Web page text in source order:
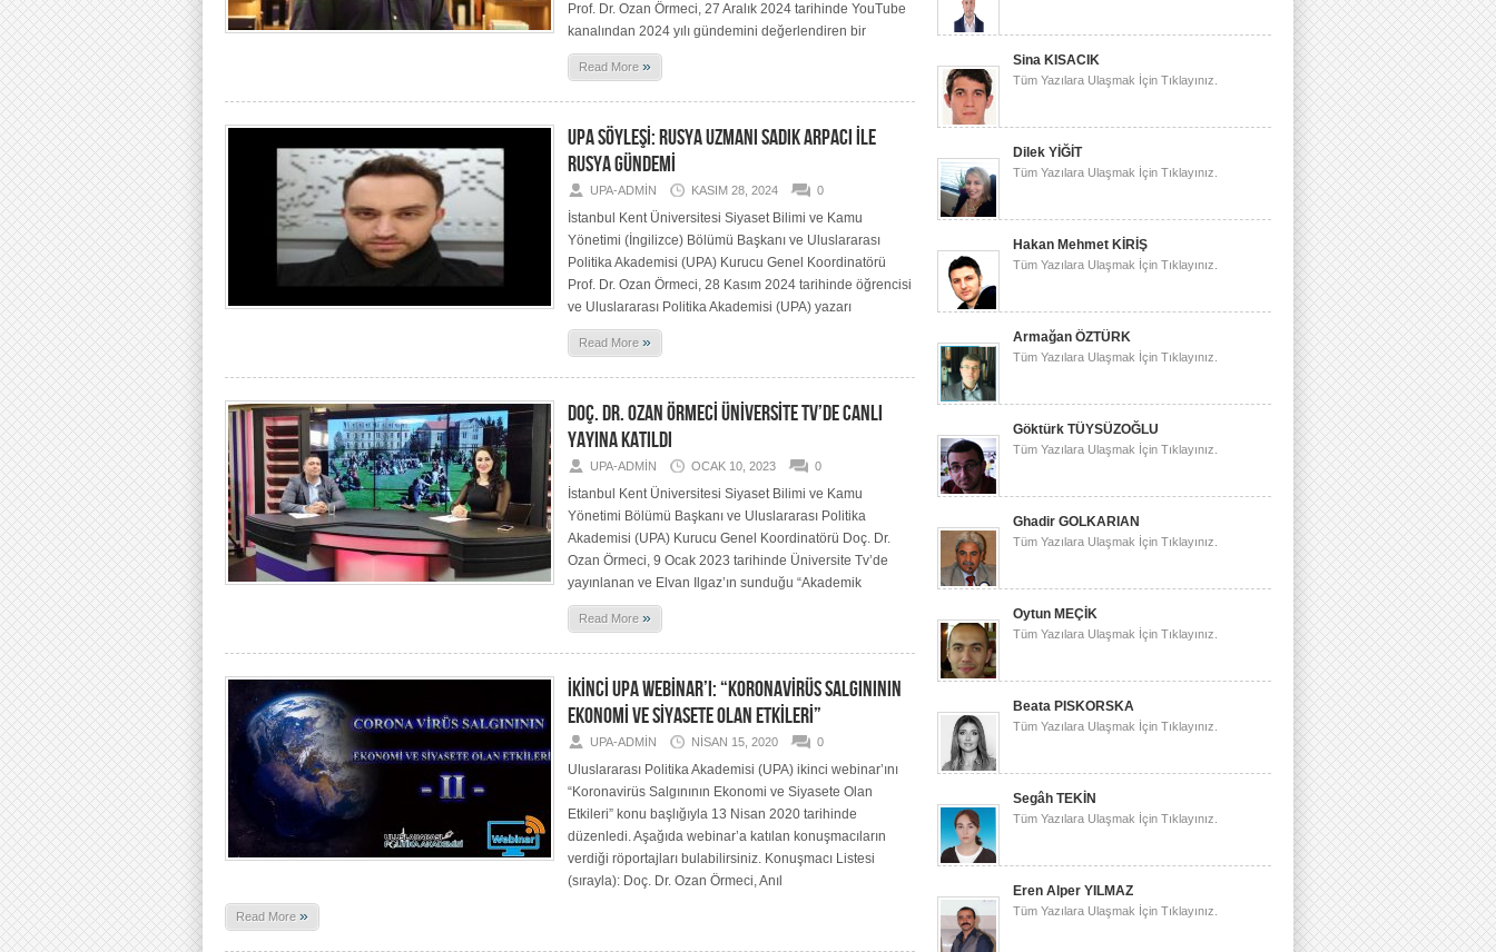
Prof. Dr. Ozan Örmeci, 27 Aralık 2024 tarihinde YouTube
kanalından 2024 yılı gündemini değerlendiren bir
Read More »
UPA SÖYLEŞİ: RUSYA UZMANI SADIK ARPACI İLE
RUSYA GÜNDEMİ
UPA-ADMIN KASIM 28, 2024 0
İstanbul Kent Üniversitesi Siyaset Bilimi ve Kamu
Yönetimi (İngilizce) Bölümü Başkanı ve Uluslararası
Politika Akademisi (UPA) Kurucu Genel Koordinatörü
Prof. Dr. Ozan Örmeci, 28 Kasım 2024 tarihinde öğrencisi
ve Uluslararası Politika Akademisi (UPA) yazarı
Read More »
DOÇ. DR. OZAN ÖRMECİ ÜNİVERSİTE TV’DE CANLI
YAYINA KATILDI
UPA-ADMIN OCAK 10, 2023 0
İstanbul Kent Üniversitesi Siyaset Bilimi ve Kamu
Yönetimi Bölümü Başkanı ve Uluslararası Politika
Akademisi (UPA) Kurucu Genel Koordinatörü Doç. Dr.
Ozan Örmeci, 9 Ocak 2023 tarihinde Üniversite Tv’de
yayınlanan ve Elvan Ilgaz’ın sunduğu “Akademik
Read More »
İKİNCİ UPA WEBİNAR’I: “KORONAVİRÜS SALGINININ
EKONOMİ VE SİYASETE OLAN ETKİLERİ”
UPA-ADMIN NISAN 15, 2020 0
Uluslararası Politika Akademisi (UPA) ikinci webinar’ını
“Koronavirüs Salgınının Ekonomi ve Siyasete Olan
Etkileri” konu başlığıyla 13 Nisan 2020 tarihinde
düzenledi. Aşağıda webinar’a katılan konuşmacıların
verdiği röportajları bulabilirsiniz. Konuşmacı Listesi
(sırayla): Doç. Dr. Ozan Örmeci, Anıl
Read More »
Sina KISACIK
Tüm Yazılara Ulaşmak İçin Tıklayınız.
Dilek YİĞİT
Tüm Yazılara Ulaşmak İçin Tıklayınız.
Hakan Mehmet KİRİŞ
Tüm Yazılara Ulaşmak İçin Tıklayınız.
Armağan ÖZTÜRK
Tüm Yazılara Ulaşmak İçin Tıklayınız.
Göktürk TÜYSÜZOĞLU
Tüm Yazılara Ulaşmak İçin Tıklayınız.
Ghadir GOLKARIAN
Tüm Yazılara Ulaşmak İçin Tıklayınız.
Oytun MEÇİK
Tüm Yazılara Ulaşmak İçin Tıklayınız.
Beata PISKORSKA
Tüm Yazılara Ulaşmak İçin Tıklayınız.
Segâh TEKİN
Tüm Yazılara Ulaşmak İçin Tıklayınız.
Eren Alper YILMAZ
Tüm Yazılara Ulaşmak İçin Tıklayınız.